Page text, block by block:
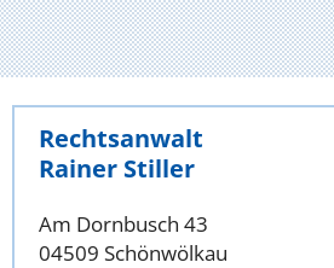
Rechtsanwalt
Rainer Stiller
Am Dornbusch 43
04509 Schönwölkau